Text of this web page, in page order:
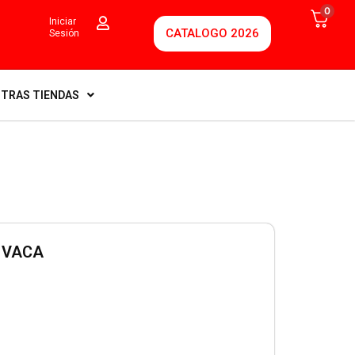
Iniciar
Sesión
CATALOGO 2026
0
TIENDAS